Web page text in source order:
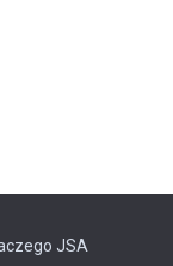
JSA